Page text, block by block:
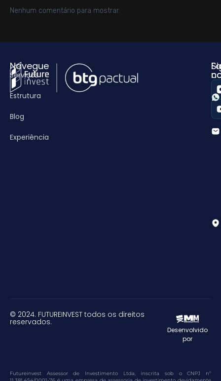
Nenhum comentário para mostrar.
Navegue
Serviços
Estrutura
Blog
Experiência
© 2024. FUTUREINVEST todos os direitos
reservados.
Desenvolvido
por
Futureinvest Assessor de Investimento Ltda, inscrita sob o CNPJ nº